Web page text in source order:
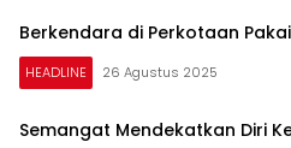
Berkendara di Perkotaan
HEADLINE 26 Agustus 2025
Semangat Mendekatkan Diri